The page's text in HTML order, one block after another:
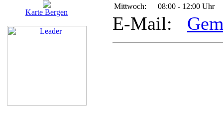
Karte Bergen
Mittwoch:
08:00 - 12:00 Uhr
E-Mail: